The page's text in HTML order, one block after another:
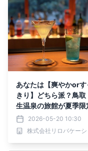
あなたは【爽やかorす
きり】どちら派？鳥取
生温泉の旅館が夏季限
選べるカクテル付プラ
売｜2026年6月1日～8
31日
2026-05-20 10:30